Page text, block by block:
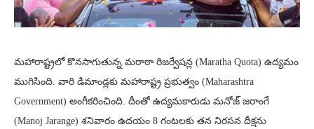
మహారాష్ట్రలో కొనసాగుతున్న మరాఠా రిజర్వేషన్ల (Maratha Quota) ఉద్యమం
ముగిసింది. వారి డిమాండ్లకు మహారాష్ట్ర ప్రభుత్వం (Maharashtra
Government) అంగీకరించింది. దీంతో ఉద్యమకారుడు మనోజ్‌ జరాంగే
(Manoj Jarange) శనివారం ఉదయం 8 గంటలకు తన నిరసన దీక్షను